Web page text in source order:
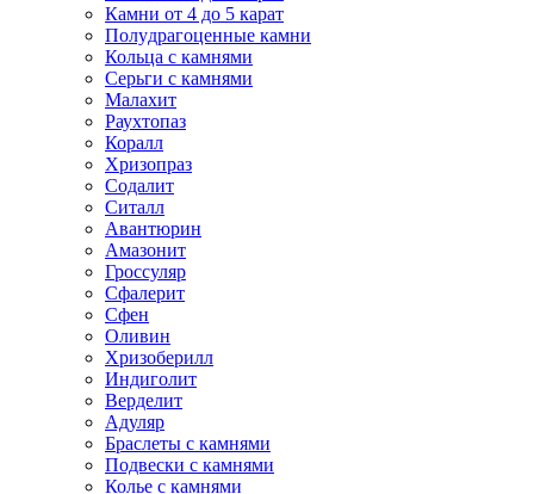
Камни от 4 до 5 карат
Пoлyдpaгoцeнные камни
Кольца с камнями
Серьги с камнями
Малахит
Раухтопаз
Коралл
Хризопраз
Содалит
Ситалл
Авантюрин
Амазонит
Гроссуляр
Сфалерит
Сфен
Оливин
Хризоберилл
Индиголит
Верделит
Адуляр
Браслеты с камнями
Подвески с камнями
Колье с камнями